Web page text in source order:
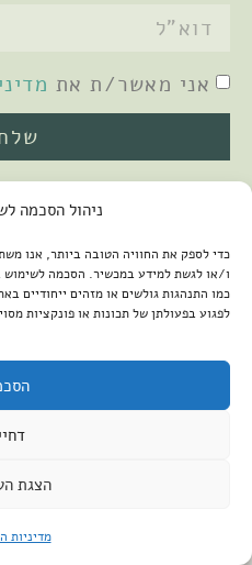
ניהול הסכמה
כדי לספק את החוויה הטובה ביותר, אנו
ו/או לגשת למידע במכשיר. הסכמה לשימוש
כמו התנהגות גולשים או מזהים ייחודיים
לפגוע בפעולתן של תכונות או פונקציות
הצגת
מדיניות
אני מאשר/ת את
2026 © כל הזכויות שמורות למיכל שמיר
הצהרת